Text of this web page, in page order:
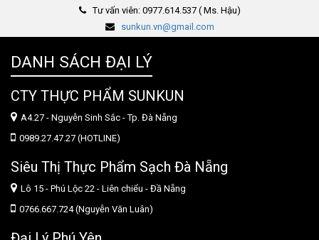
Tư vấn viên: 0977.614.537 ( Ms. Hậu)
sunkun.vn@gmail.com
DANH SÁCH ĐẠI LÝ
CTY THỰC PHẨM SUNKUN
A4.27 - Nguyễn Sinh Sắc - Tp. Đà Nẵng
0989.27.47.27 (HOTLINE)
Siêu Thị Thực Phẩm Sạch Đà Nẵng
Lô 15 - Phú Lộc 22 - Liên chiểu - Đầ Nẵng
0766.667.724 (Nguyễn Văn Luân)